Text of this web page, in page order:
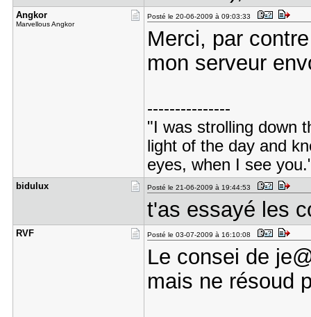
Angkor
Marvellous Angkor
Posté le 20-06-2009 à 09:03:33
Merci, par
mon serveur
---------------
"I was strolling down
light of the day and
eyes, when I see
bidulux Posté le 21-06-2009 à 19:44:53
t'as essayé les
RVF Posté le 03-07-2009 à 16:10:08
Le consei de
mais ne résoud